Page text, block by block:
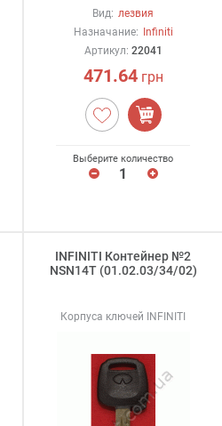
Вид: лезвия
Назначание: Infiniti
Артикул: 22041
471.64грн
Выберите количество
INFINITI Контейнер №2
NSN14T (01.02.03/34/02)
Корпуса ключей INFINITI